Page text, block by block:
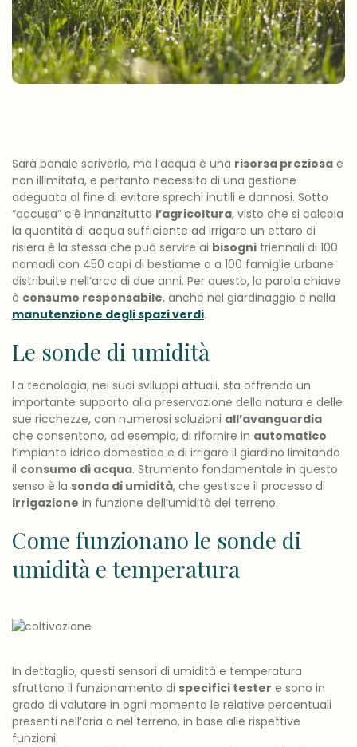
Sarà banale scriverlo, ma l’acqua è una risorsa preziosa e
non illimitata, e pertanto necessita di una gestione
adeguata al fine di evitare sprechi inutili e dannosi. Sotto
“accusa” c’è innanzitutto l’agricoltura, visto che si calcola
la quantità di acqua sufficiente ad irrigare un ettaro di
risiera è la stessa che può servire ai bisogni triennali di 100
nomadi con 450 capi di bestiame o a 100 famiglie urbane
distribuite nell’arco di due anni. Per questo, la parola chiave
è consumo responsabile, anche nel giardinaggio e nella
manutenzione degli spazi verdi.
Le sonde di umidità
La tecnologia, nei suoi sviluppi attuali, sta offrendo un
importante supporto alla preservazione della natura e delle
sue ricchezze, con numerosi soluzioni all’avanguardia
che consentono, ad esempio, di rifornire in automatico
l’impianto idrico domestico e di irrigare il giardino limitando
il consumo di acqua. Strumento fondamentale in questo
senso è la sonda di umidità, che gestisce il processo di
irrigazione in funzione dell’umidità del terreno.
Come funzionano le sonde di
umidità e temperatura
In dettaglio, questi sensori di umidità e temperatura
sfruttano il funzionamento di specifici tester e sono in
grado di valutare in ogni momento le relative percentuali
presenti nell’aria o nel terreno, in base alle rispettive
funzioni.